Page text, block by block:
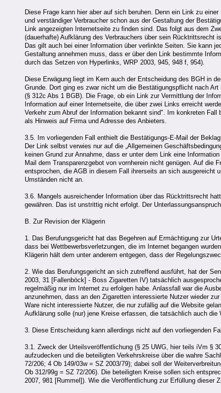
Diese Frage kann hier aber auf sich beruhen. Denn ein Link zu
und verständiger Verbraucher schon aus der Gestaltung der
Link angezeigten Internetseite zu finden sind. Das folgt aus dem
(dauerhafte) Aufklärung des Verbrauchers über sein Rücktrittsrecht
Das gilt auch bei einer Information über verlinkte Seiten. Sie kann
Gestaltung annehmen muss, dass er über den Link bestimmte
durch das Setzen von Hyperlinks, WRP 2003, 945, 948 f, 954).
Diese Erwägung liegt im Kern auch der Entscheidung des BGH in
Grunde. Dort ging es zwar nicht um die Bestätigungspflicht nach
(§ 312c Abs 1 BGB). Die Frage, ob ein Link zur Vermittlung der
Information auf einer Internetseite, die über zwei Links erreicht
Verkehr zum Abruf der Information bekannt sind". Im konkreten
als Hinweis auf Firma und Adresse des Anbieters.
3.5. Im vorliegenden Fall enthielt die Bestätigungs-E-Mail der
Der Link selbst verwies nur auf die „Allgemeinen
keinen Grund zur Annahme, dass er unter dem Link eine
Mail dem Transparenzgebot von vornherein nicht genügen. Auf
entsprochen, die AGB in diesem Fall ihrerseits an sich ausgereicht
Umständen nicht an.
3.6. Mangels ausreichender Information über das Rücktrittsrecht
gewähren. Das ist unstrittig nicht erfolgt. Der
B. Zur Revision der Klägerin
1. Das Berufungsgericht hat das Begehren auf Ermächtigung zur
dass bei Wettbewerbsverletzungen, die im Internet begangen
Klägerin hält dem unter anderem entgegen, dass der
2. Wie das Berufungsgericht an sich zutreffend ausführt, hat der
2003, 31 [Fallenböck] - Boss Zigaretten IV) tatsächlich
regelmäßig nur im Internet zu erfolgen habe. Anlassfall war die
anzunehmen, dass an den Zigaretten interessierte Nutzer wieder
Ware nicht interessierte Nutzer, die nur zufällig auf die Website
Aufklärung solle (nur) jene Kreise erfassen, die tatsächlich auch die
3. Diese Entscheidung kann allerdings nicht auf den vorliegenden
3.1. Zweck der Urteilsveröffentlichung (§ 25 UWG, hier teils iVm §
aufzudecken und die beteiligten Verkehrskreise über die wahre
72/206; 4 Ob 149/03w = SZ 2003/79); dabei soll der
Ob 312/99g = SZ 72/206). Die beteiligten Kreise sollen sich
2007, 981 [Rummel]). Wie die Veröffentlichung zur Erfüllung